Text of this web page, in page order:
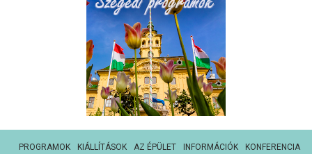
PROGRAMOK KIÁLLÍTÁSOK AZ ÉPÜLET INFORMÁCIÓK KONFERENCIA